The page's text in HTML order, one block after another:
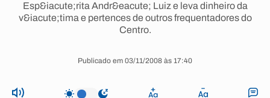
Esp&iacute;rita Andr&eacute; Luiz e leva dinheiro da
v&iacute;tima e pertences de outros frequentadores do
Centro.
Publicado em 03/11/2008 às 17:40